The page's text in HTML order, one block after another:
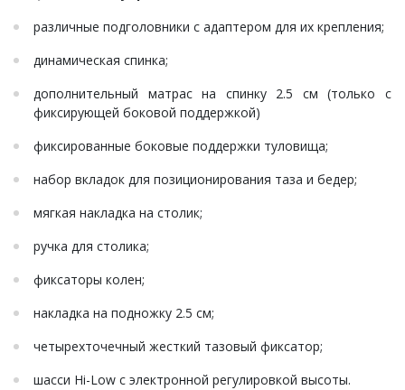
различные подголовники с адаптером для их крепления;
динамическая спинка;
дополнительный матрас на спинку 2.5 см (только с
фиксирующей боковой поддержкой)
фиксированные боковые поддержки туловища;
набор вкладок для позиционирования таза и бедер;
мягкая накладка на столик;
ручка для столика;
фиксаторы колен;
накладка на подножку 2.5 см;
четырехточечный жесткий тазовый фиксатор;
шасси Hi-Low с электронной регулировкой высоты.